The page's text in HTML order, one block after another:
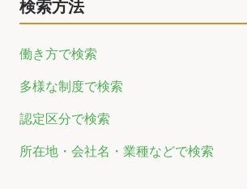
検索方法
働き方で検索
多様な制度で検索
認定区分で検索
所在地・会社名・業種などで検索